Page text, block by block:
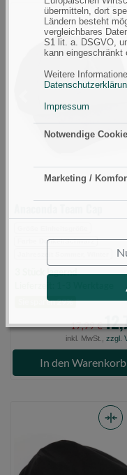
übermitteln, dort
Ländern besteht
vergleichbares
S1 lit. a. DSGVO,
kann
Weitere
Impressum
Notwendige
Marketing /
Anaconda
Previous
Farbe Dunkel/Schwarz
3 Stück lagernd
Sie sparen 29%
17,99 €
inkl. MwSt., zzgl.
In den Warenkorb
Beani
hat